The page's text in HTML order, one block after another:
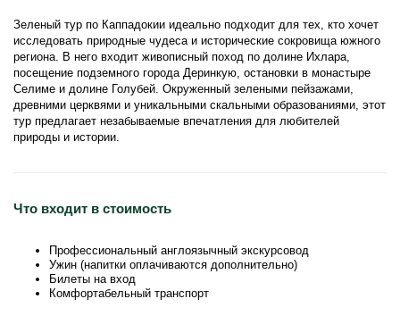
Зеленый тур по Каппадокии идеально подходит для тех, кто хочет
исследовать природные чудеса и исторические сокровища южного
региона. В него входит живописный поход по долине Ихлара,
посещение подземного города Деринкую, остановки в монастыре
Селиме и долине Голубей. Окруженный зелеными пейзажами,
древними церквями и уникальными скальными образованиями, этот
тур предлагает незабываемые впечатления для любителей
природы и истории.
Что входит в стоимость
Профессиональный англоязычный экскурсовод
Ужин (напитки оплачиваются дополнительно)
Билеты на вход
Комфортабельный транспорт